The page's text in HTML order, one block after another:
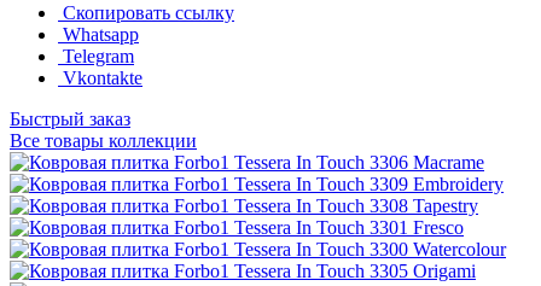
Скопировать ссылку
Whatsapp
Telegram
Vkontakte
Быстрый заказ
Все товары коллекции